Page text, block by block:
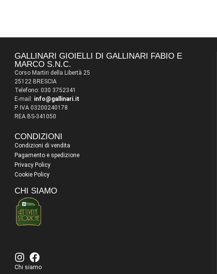
GALLINARI GIOIELLI DI GALLINARI FABIO E
MARCO S.N.C.
Corso Martiri della Libertà 25
25122 BRESCIA
Telefono: 030 3752341
E-mail: info@gallinari.it
P. IVA 03200240178
REA BS-341050
CONDIZIONI
Condizioni di vendita
Pagamento e spedizione
Privacy Policy
Cookie Policy
CHI SIAMO
Chi siamo